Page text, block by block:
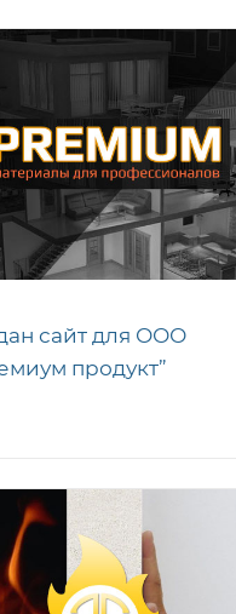
сайт для ООО
продукт”